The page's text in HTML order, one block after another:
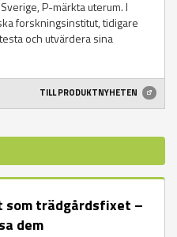
P-märkta uterum. I
forskningsinstitut, tidigare
och utvärdera sina
TILL PRODUKTNYHETEN
trädgårdsfixet –
dem